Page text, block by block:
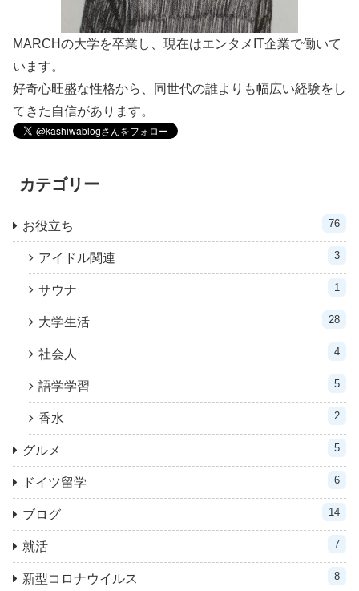
MARCHの大学を卒業し、現在はエンタメIT企業で働いて
います。
好奇心旺盛な性格から、同世代の誰よりも幅広い経験をし
てきた自信があります。
カテゴリー
お役立ち 76
アイドル関連 3
サウナ 1
大学生活 28
社会人 4
語学学習 5
香水 2
グルメ 5
ドイツ留学 6
ブログ 14
就活 7
新型コロナウイルス 8